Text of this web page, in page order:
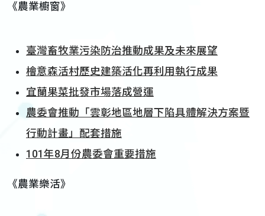
《農業櫥窗》
臺灣畜牧業污染防治推動成果及未來展望
檜意森活村歷史建築活化再利用執行成果
宜蘭果菜批發市場落成營運
農委會推動「雲彰地區地層下陷具體解決方案暨
行動計畫」配套措施
101年8月份農委會重要措施
《農業樂活》